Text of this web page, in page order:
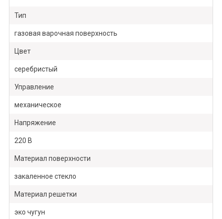
Тип
газовая варочная поверхность
Цвет
серебристый
Управление
механическое
Напряжение
220 В
Материал поверхности
закаленное стекло
Материал решетки
эко чугун